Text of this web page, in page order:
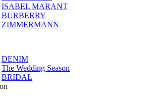
ISABEL MARANT
BURBERRY
ZIMMERMANN
DENIM
The Wedding Season
BRIDAL